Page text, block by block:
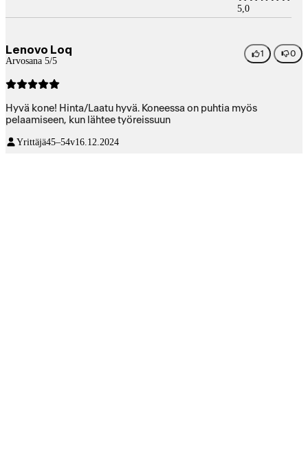
5,0
Lenovo Loq
Arvosana 5/5
1 0
Hyvä kone! Hinta/Laatu hyvä. Koneessa on puhtia myös
pelaamiseen, kun lähtee työreissuun
Yrittäjä45–54v16.12.2024